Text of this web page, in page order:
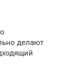
делают